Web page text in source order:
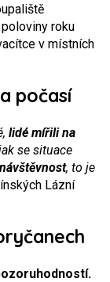
roku
v místních
počasí
lidé mířili na
se situace
, to je
Lázní